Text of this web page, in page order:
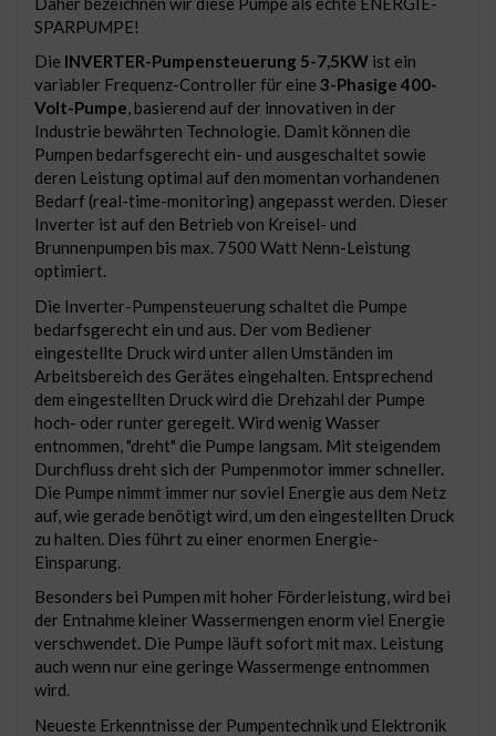
SPARPUMPE!
Die INVERTER-Pumpensteuerung 5-7,5KW ist ein
variabler Frequenz-Controller für eine 3-Phasige 400-
Volt-Pumpe, basierend auf der innovativen in der
Industrie bewährten Technologie. Damit können die
Pumpen bedarfsgerecht ein- und ausgeschaltet sowie
deren Leistung optimal auf den momentan vorhandenen
Bedarf (real-time-monitoring) angepasst werden. Dieser
Inverter ist auf den Betrieb von Kreisel- und
Brunnenpumpen bis max. 7500 Watt Nenn-Leistung
optimiert.
Die Inverter-Pumpensteuerung schaltet die Pumpe
bedarfsgerecht ein und aus. Der vom Bediener
eingestellte Druck wird unter allen Umständen im
Arbeitsbereich des Gerätes eingehalten. Entsprechend
dem eingestellten Druck wird die Drehzahl der Pumpe
hoch- oder runter geregelt. Wird wenig Wasser
entnommen, "dreht" die Pumpe langsam. Mit steigendem
Durchfluss dreht sich der Pumpenmotor immer schneller.
Die Pumpe nimmt immer nur soviel Energie aus dem Netz
auf, wie gerade benötigt wird, um den eingestellten Druck
zu halten. Dies führt zu einer enormen Energie-
Einsparung.
Besonders bei Pumpen mit hoher Förderleistung, wird bei
der Entnahme kleiner Wassermengen enorm viel Energie
verschwendet. Die Pumpe läuft sofort mit max. Leistung
auch wenn nur eine geringe Wassermenge entnommen
wird.
Neueste Erkenntnisse der Pumpentechnik und Elektronik